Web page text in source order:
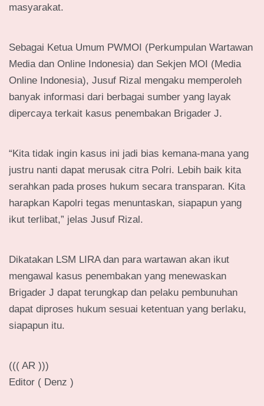
masyarakat.
Sebagai Ketua Umum PWMOI (Perkumpulan Wartawan
Media dan Online Indonesia) dan Sekjen MOI (Media
Online Indonesia), Jusuf Rizal mengaku memperoleh
banyak informasi dari berbagai sumber yang layak
dipercaya terkait kasus penembakan Brigader J.
“Kita tidak ingin kasus ini jadi bias kemana-mana yang
justru nanti dapat merusak citra Polri. Lebih baik kita
serahkan pada proses hukum secara transparan. Kita
harapkan Kapolri tegas menuntaskan, siapapun yang
ikut terlibat,” jelas Jusuf Rizal.
Dikatakan LSM LIRA dan para wartawan akan ikut
mengawal kasus penembakan yang menewaskan
Brigader J dapat terungkap dan pelaku pembunuhan
dapat diproses hukum sesuai ketentuan yang berlaku,
siapapun itu.
((( AR )))
Editor ( Denz )